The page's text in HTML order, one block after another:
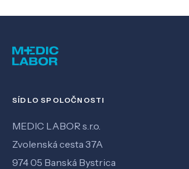
SÍDLO SPOLOČNOSTI
MEDIC LABOR s.r.o.
Zvolenská cesta 37A
974 05 Banská Bystrica